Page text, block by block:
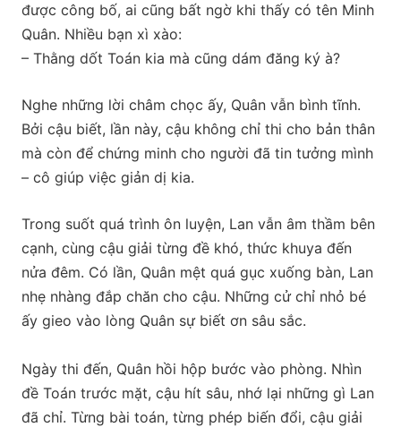
được công bố, ai cũng bất ngờ khi thấy có tên Minh
Quân. Nhiều bạn xì xào:
– Thằng dốt Toán kia mà cũng dám đăng ký à?
Nghe những lời châm chọc ấy, Quân vẫn bình tĩnh.
Bởi cậu biết, lần này, cậu không chỉ thi cho bản thân
mà còn để chứng minh cho người đã tin tưởng mình
– cô giúp việc giản dị kia.
Trong suốt quá trình ôn luyện, Lan vẫn âm thầm bên
cạnh, cùng cậu giải từng đề khó, thức khuya đến
nửa đêm. Có lần, Quân mệt quá gục xuống bàn, Lan
nhẹ nhàng đắp chăn cho cậu. Những cử chỉ nhỏ bé
ấy gieo vào lòng Quân sự biết ơn sâu sắc.
Ngày thi đến, Quân hồi hộp bước vào phòng. Nhìn
đề Toán trước mặt, cậu hít sâu, nhớ lại những gì Lan
đã chỉ. Từng bài toán, từng phép biến đổi, cậu giải